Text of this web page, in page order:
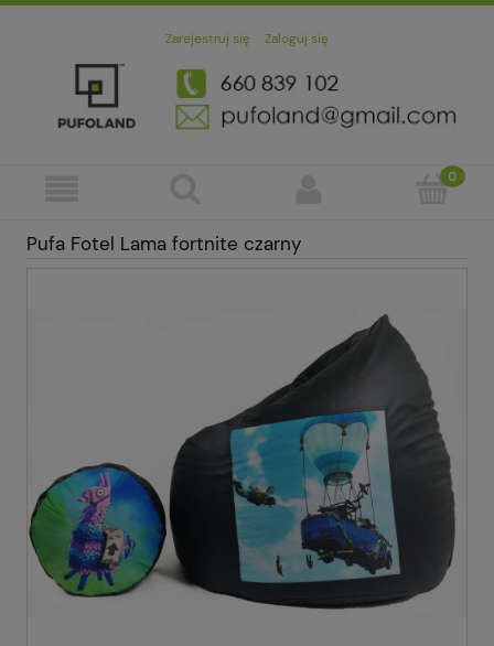
Zarejestruj się Zaloguj się
Pufa Fotel Lama fortnite czarny